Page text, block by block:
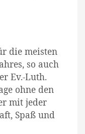
die meisten
so auch
Ev.-Luth.
ohne den
mit jeder
Spaß und